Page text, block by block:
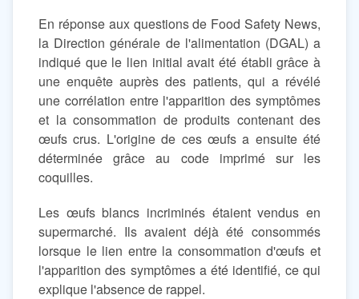
En réponse aux questions de Food Safety News,
la Direction générale de l'alimentation (DGAL) a
indiqué que le lien initial avait été établi grâce à
une enquête auprès des patients, qui a révélé
une corrélation entre l'apparition des symptômes
et la consommation de produits contenant des
œufs crus. L'origine de ces œufs a ensuite été
déterminée grâce au code imprimé sur les
coquilles.
Les œufs blancs incriminés étaient vendus en
supermarché. Ils avaient déjà été consommés
lorsque le lien entre la consommation d'œufs et
l'apparition des symptômes a été identifié, ce qui
explique l'absence de rappel.